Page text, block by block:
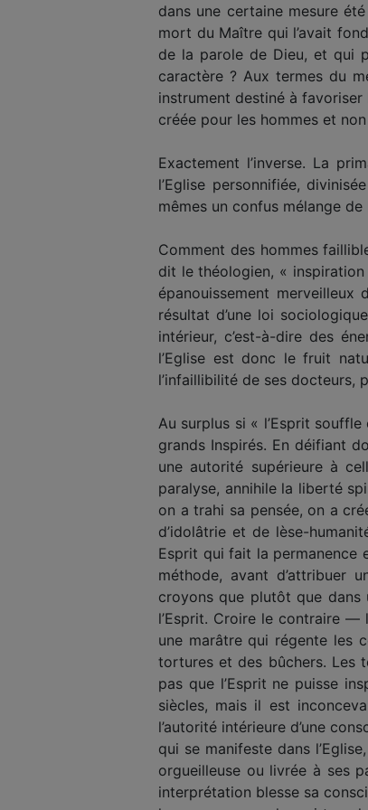
dans une certaine mesure
mort du Maître qui l’avait
de la parole de Dieu, et qui
caractère ? Aux termes du
instrument destiné à favoriser
créée pour les hommes et
Exactement l’inverse. La
l’Eglise personnifiée,
mêmes un confus mélange
Comment des hommes
dit le théologien, «
épanouissement
résultat d’une loi
intérieur, c’est-à-dire des
l’Eglise est donc le fruit
l’infaillibilité de ses docteurs,
Au surplus si « l’Esprit
grands Inspirés. En déifiant
une autorité supérieure à
paralyse, annihile la liberté
on a trahi sa pensée, on a
d’idolâtrie et de lèse-
Esprit qui fait la permanence
méthode, avant d’attribuer
croyons que plutôt que dans
l’Esprit. Croire le contraire —
une marâtre qui régente les
tortures et des bûchers. Les
pas que l’Esprit ne puisse
siècles, mais il est
l’autorité intérieure d’une
qui se manifeste dans
orgueilleuse ou livrée à ses
interprétation blesse sa